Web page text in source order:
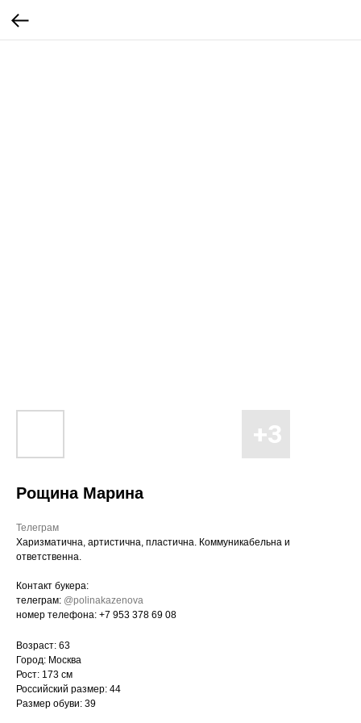
Рощина Марина
Телеграм
Харизматична, артистична, пластична. Коммуникабельна и
ответственна.
Контакт букера:
телеграм: @polinakazenova
номер телефона: +7 953 378 69 08
Возраст: 63
Город: Москва
Рост: 173 см
Российский размер: 44
Размер обуви: 39